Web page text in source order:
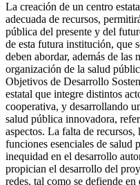
La creación de un centro
adecuada de recursos,
pública del presente y del
de esta futura institución, que
deben abordar, además de las
organización de la salud
Objetivos de Desarrollo
estatal que integre distintos
cooperativa, y desarrollando
salud pública innovadora,
aspectos. La falta de
funciones esenciales de salud
inequidad en el desarrollo
propician el desarrollo del
redes, tal como se defiende